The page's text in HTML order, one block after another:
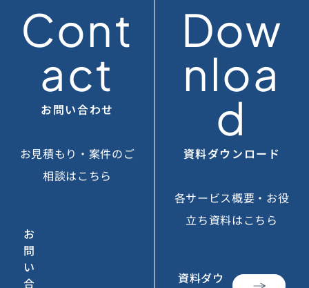
Cont
act
お問い合わせ
お見積もり・案件のご
相談はこちら
お
問
い
合
Dow
nloa
d
資料ダウンロード
各サービス概要・お役
立ち資料はこちら
資料ダウ